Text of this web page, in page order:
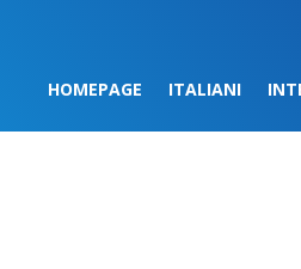
HOMEPAGE ITALIANI